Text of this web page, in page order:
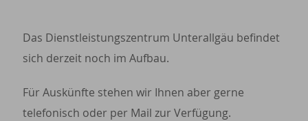
Das Dienstleistungszentrum Unterallgäu befindet
sich derzeit noch im Aufbau.
Für Auskünfte stehen wir Ihnen aber gerne
telefonisch oder per Mail zur Verfügung.